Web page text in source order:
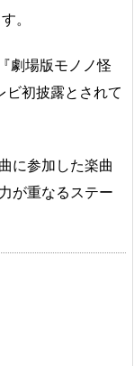
。
場版モノノ怪
初披露とされて
に参加した楽曲
が重なるステー